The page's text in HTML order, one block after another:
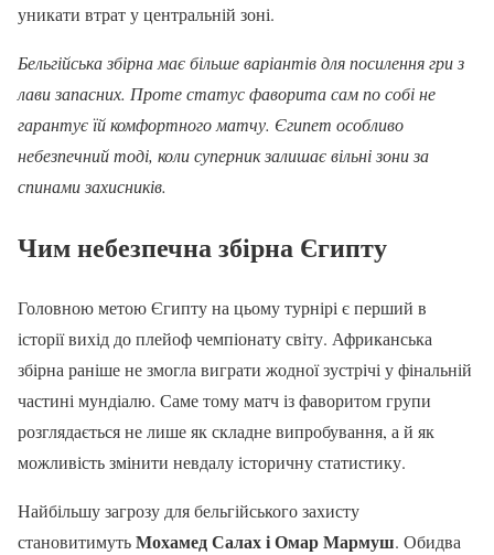
уникати втрат у центральній зоні.
Бельгійська збірна має більше варіантів для посилення гри з
лави запасних. Проте статус фаворита сам по собі не
гарантує їй комфортного матчу. Єгипет особливо
небезпечний тоді, коли суперник залишає вільні зони за
спинами захисників.
Чим небезпечна збірна Єгипту
Головною метою Єгипту на цьому турнірі є перший в
історії вихід до плейоф чемпіонату світу. Африканська
збірна раніше не змогла виграти жодної зустрічі у фінальній
частині мундіалю. Саме тому матч із фаворитом групи
розглядається не лише як складне випробування, а й як
можливість змінити невдалу історичну статистику.
Найбільшу загрозу для бельгійського захисту
становитимутьМохамед Салах і Омар Мармуш. Обидва